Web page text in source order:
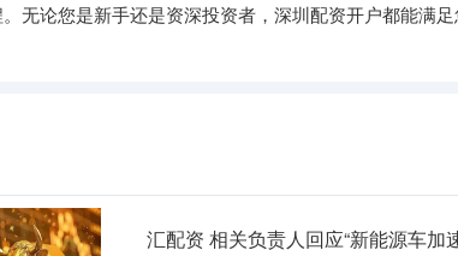
无论您是新手还是资深投资者，深圳配资开户都能满
汇配资 相关负责人回应“新能源车加